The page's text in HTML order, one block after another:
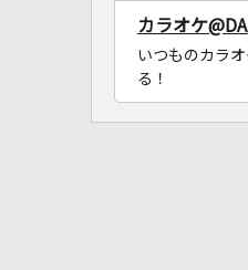
カラオケ
いつものカラ
る！